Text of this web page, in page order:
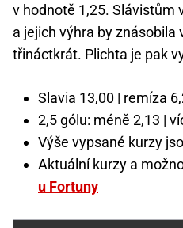
v hodnotě 1,25. Slávistům
a jejich výhra by znásobila
třináctkrát. Plichta je pak
Slavia 13,00 | remíza
2,5 gólu: méně 2,13 |
Výše vypsané kurzy
Aktuální kurzy a
u Fortuny